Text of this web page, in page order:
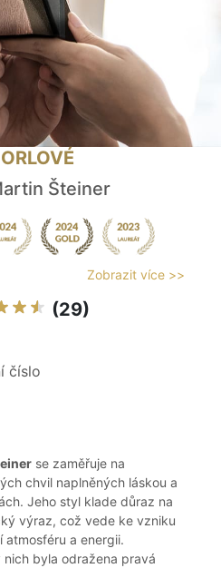
Šteiner
Zobrazit více >>
(29)
číslo
se zaměřuje na
chvil naplněných láskou a
Jeho styl klade důraz na
výraz, což vede ke vzniku
a energii.
byla odražena pravá